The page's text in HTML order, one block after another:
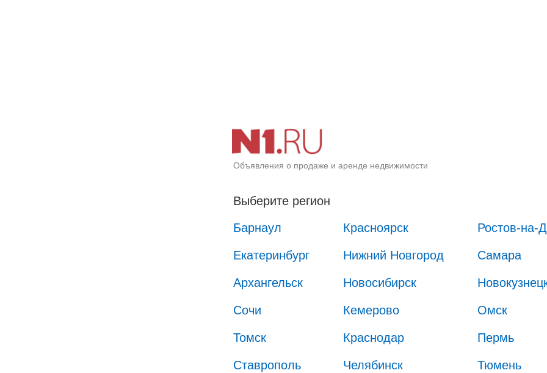
Объявления о продаже и аренде недвижимости
Выберите регион
Барнаул
Красноярск Ростов-на-
Екатеринбург Нижний Новгород Самара
Архангельск Новосибирск
Сочи Кемерово Омск
Томск Краснодар Пермь
Ставрополь Челябинск Тюмень